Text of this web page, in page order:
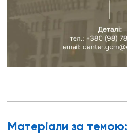
Матерiали за темою: